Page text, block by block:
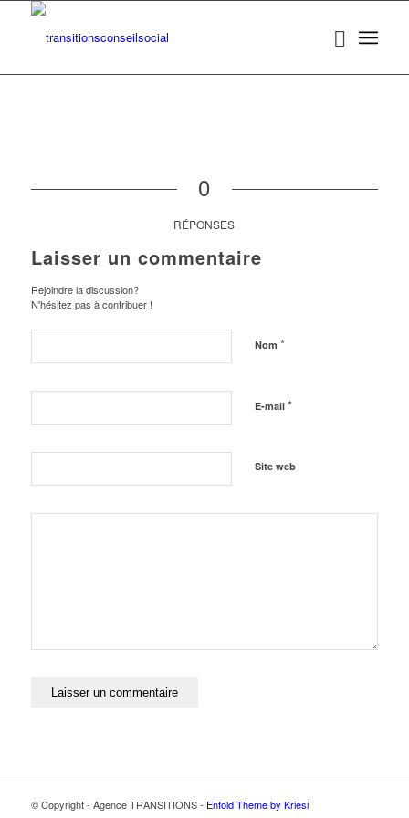
0
RÉPONSES
Laisser un commentaire
Rejoindre la discussion?
N'hésitez pas à contribuer !
Nom *
E-mail *
Site web
© Copyright - Agence TRANSITIONS - Enfold Theme by Kriesi